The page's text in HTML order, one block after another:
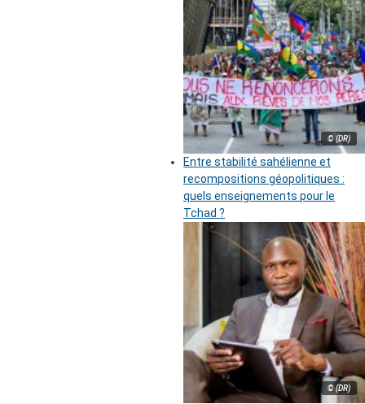
© (DR)
Entre stabilité sahélienne et
recompositions géopolitiques :
quels enseignements pour le
Tchad ?
© (DR)